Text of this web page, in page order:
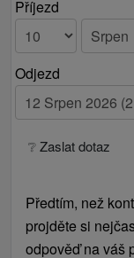
za domácí
župan za
osuška za 3
Ceník -
Osoby na
Možnost
saunového
Příjezd
Odjezd
❔ Zaslat dotaz
Předtím, než
projděte si
odpověď na váš